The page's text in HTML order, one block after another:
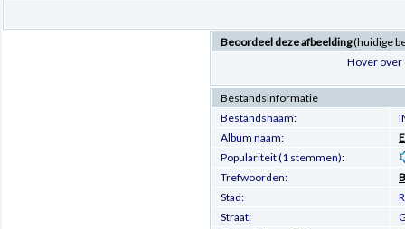
Beoordeel deze afbeelding(huidige
Hover over
Bestandsinformatie
Bestandsnaam:
Album naam:
Populariteit (1 stemmen):
Trefwoorden:
Stad:
Straat: